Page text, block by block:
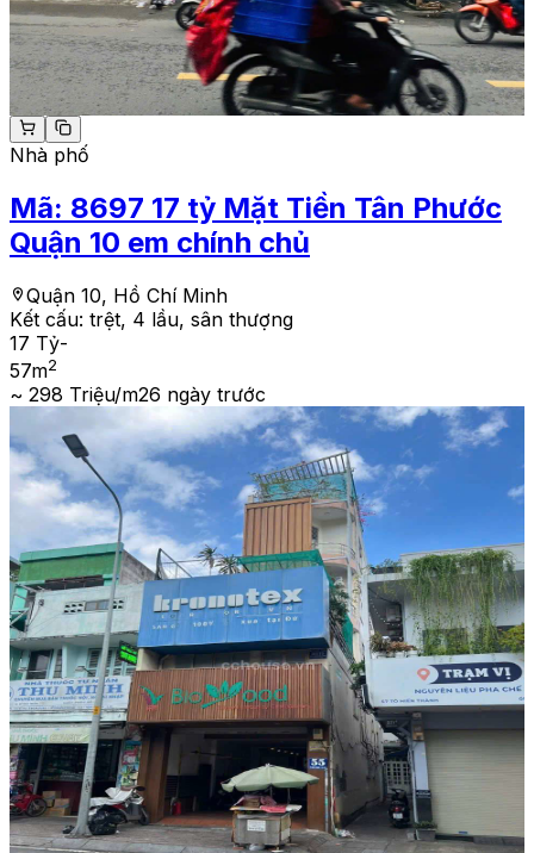
Nhà phố
Mã: 8697 17 tỷ Mặt Tiền Tân Phước
Quận 10 em chính chủ
Quận 10, Hồ Chí Minh
Kết cấu: trệt, 4 lầu, sân thượng
17 Tỷ-
57m2
~ 298 Triệu/m26 ngày trước